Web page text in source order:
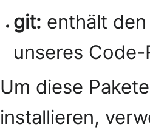
git: enthält
unseres
Um diese
installieren,